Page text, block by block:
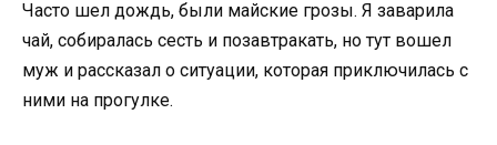
Часто шел дождь, были майские грозы. Я заварила
чай, собиралась сесть и позавтракать, но тут вошел
муж и рассказал о ситуации, которая приключилась с
ними на прогулке.